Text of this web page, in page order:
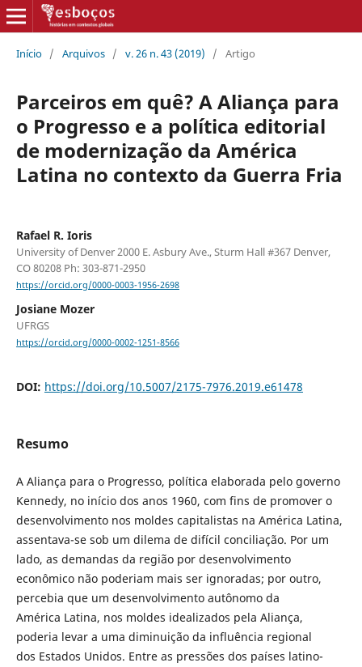
Início / Arquivos / v. 26 n. 43 (2019) / Artigo
Parceiros em quê? A Aliança para
o Progresso e a política editorial
de modernização da América
Latina no contexto da Guerra Fria
Rafael R. Ioris
University of Denver 2000 E. Asbury Ave., Sturm Hall #367 Denver,
CO 80208 Ph: 303-871-2950
https://orcid.org/0000-0003-1956-2698
Josiane Mozer
UFRGS
https://orcid.org/0000-0002-1251-8566
DOI: https://doi.org/10.5007/2175-7976.2019.e61478
Resumo
A Aliança para o Progresso, política elaborada pelo governo
Kennedy, no início dos anos 1960, com fins de promover o
desenvolvimento nos moldes capitalistas na América Latina,
assentava-se sob um dilema de difícil conciliação. Por um
lado, as demandas da região por desenvolvimento
econômico não poderiam mais ser ignoradas; por outro,
percebia que um desenvolvimento autônomo da
América Latina, nos moldes idealizados pela Aliança,
poderia levar a uma diminuição da influência regional
dos Estados Unidos. Entre as pressões dos países latino-